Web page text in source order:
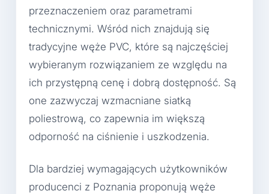
przeznaczeniem oraz parametrami
technicznymi. Wśród nich znajdują się
tradycyjne węże PVC, które są najczęściej
wybieranym rozwiązaniem ze względu na
ich przystępną cenę i dobrą dostępność. Są
one zazwyczaj wzmacniane siatką
poliestrową, co zapewnia im większą
odporność na ciśnienie i uszkodzenia.
Dla bardziej wymagających użytkowników
producenci z Poznania proponują węże